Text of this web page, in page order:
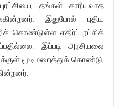
தங்கள் காரியவாத
இதுபோல் புதிய
கொண்டுள்ள எதிர்ப்புரட்சிக்
இப்படி அரசியலை
மூடிமறைத்துக் கொண்டு,